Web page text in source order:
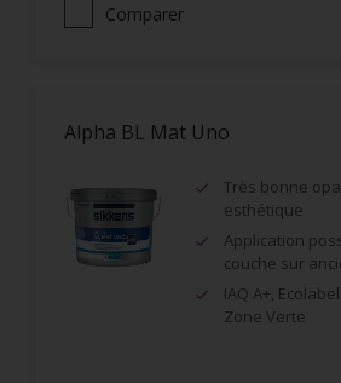
Comparer
Alpha BL Mat Uno
Très bonne
esthétique
Application
couche sur
IAQ A+,
Zone Verte